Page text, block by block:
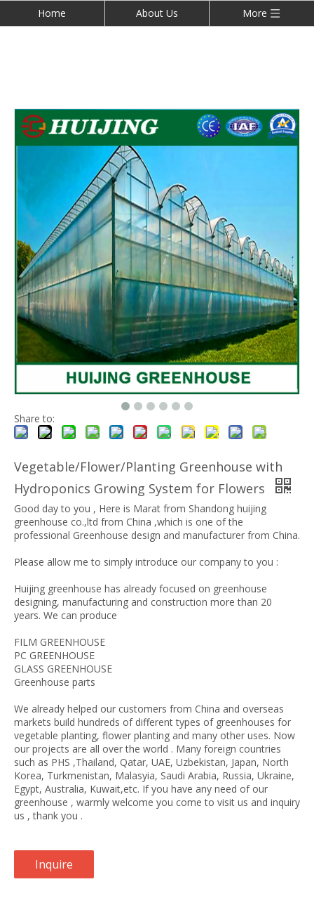
Home About Us More
Share to:
Vegetable/Flower/Planting Greenhouse with
Hydroponics Growing System for Flowers
Good day to you , Here is Marat from Shandong huijing
greenhouse co.,ltd from China ,which is one of the
professional Greenhouse design and manufacturer from China.
Please allow me to simply introduce our company to you :
Huijing greenhouse has already focused on greenhouse
designing, manufacturing and construction more than 20
years. We can produce
FILM GREENHOUSE
PC GREENHOUSE
GLASS GREENHOUSE
Greenhouse parts
We already helped our customers from China and overseas
markets build hundreds of different types of greenhouses for
vegetable planting, flower planting and many other uses. Now
our projects are all over the world . Many foreign countries
such as PHS ,Thailand, Qatar, UAE, Uzbekistan, Japan, North
Korea, Turkmenistan, Malasyia, Saudi Arabia, Russia, Ukraine,
Egypt, Australia, Kuwait,etc. If you have any need of our
greenhouse , warmly welcome you come to visit us and inquiry
us , thank you .
Inquire